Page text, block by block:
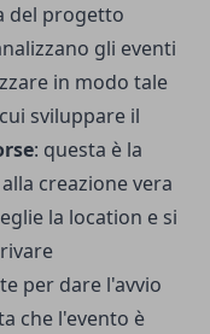
del progetto
gli eventi
in modo tale
sviluppare il
: questa è la
creazione vera
la location e si
per dare l'avvio
che l'evento è